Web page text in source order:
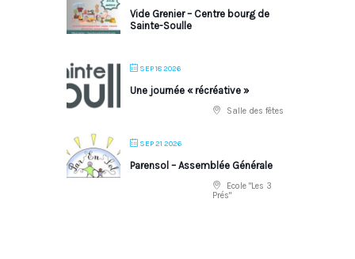
Vide Grenier – Centre bourg de
Sainte-Soulle
SEP 18 2026
Une journée « récréative »
Salle des fêtes
SEP 21 2026
Parensol – Assemblée Générale
Ecole "Les 3
Prés"